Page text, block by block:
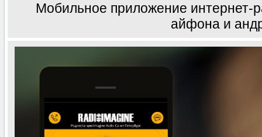
Мобильное приложение интернет-
айфона и